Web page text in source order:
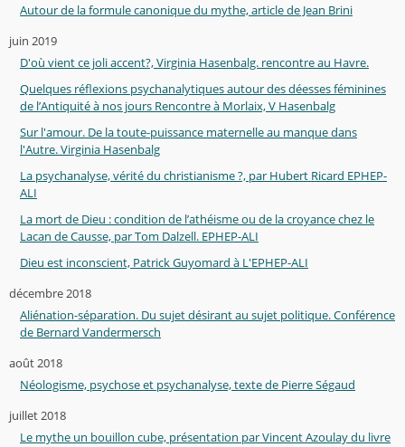
Autour de la formule canonique du mythe, article de Jean Brini
juin 2019
D'où vient ce joli accent?, Virginia Hasenbalg. rencontre au Havre.
Quelques réflexions psychanalytiques autour des déesses féminines
de l’Antiquité à nos jours Rencontre à Morlaix, V Hasenbalg
Sur l'amour. De la toute-puissance maternelle au manque dans
l'Autre. Virginia Hasenbalg
La psychanalyse, vérité du christianisme ?, par Hubert Ricard EPHEP-
ALI
La mort de Dieu : condition de l’athéisme ou de la croyance chez le
Lacan de Causse, par Tom Dalzell. EPHEP-ALI
Dieu est inconscient, Patrick Guyomard à L'EPHEP-ALI
décembre 2018
Aliénation-séparation. Du sujet désirant au sujet politique. Conférence
de Bernard Vandermersch
août 2018
Néologisme, psychose et psychanalyse, texte de Pierre Ségaud
juillet 2018
Le mythe un bouillon cube, présentation par Vincent Azoulay du livre